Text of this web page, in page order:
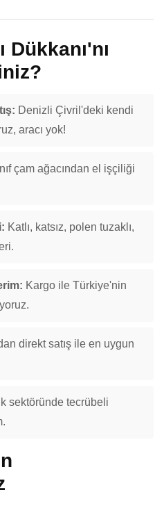
Dükkanı'nı
Denizli Çivril'deki kendi
aracı yok!
çam ağacından el işçiliği
Katlı, katsız, polen tuzaklı,
Kargo ile Türkiye'nin
direkt satış ile en uygun
sektöründe tecrübeli